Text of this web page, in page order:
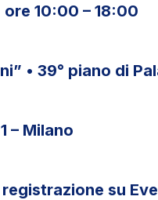
10:00 – 18:00
• 39° piano di
– Milano
su